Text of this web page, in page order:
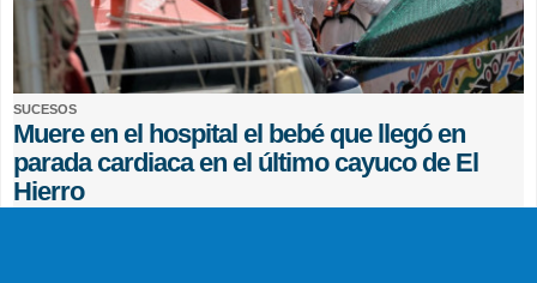
SUCESOS
Muere en el hospital el bebé que llegó en
parada cardiaca en el último cayuco de El
Hierro